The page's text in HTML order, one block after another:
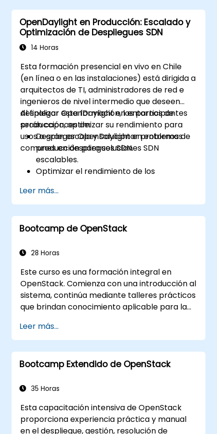
Integrar OpenDaylight con dispositivos
habilitados para SDN y redes existentes.
Diagnosticar errores y optimizar
despliegues de OpenDaylight para casos
OpenDaylight en Producción: Escalado y
Optimización de Despliegues SDN
14 Horas
Esta formación presencial en vivo en Chile
(en línea o en las instalaciones) está dirigida a
arquitectos de TI, administradores de red e
ingenieros de nivel intermedio que deseen
desplegar OpenDaylight en entornos de
producción, optimizar su rendimiento para
usos a gran escala y solucionar problemas
comunes en despliegues SDN.
Al finalizar esta formación, los participantes
serán capaces de:
Desplegar OpenDaylight en entornos de
producción para soluciones SDN
escalables.
Optimizar el rendimiento de los
manejar altos volúmenes de tráfico.
Solucionar y resolver problemas
comunes en despliegues SDN.
Monitorear y mantener entornos de
a largo plazo.
para satisfacer las demandas crecientes
de la red.
Leer más...
Bootcamp de OpenStack
28 Horas
Este curso es una formación integral en
OpenStack. Comienza con una introducción al
sistema, continúa mediante talleres prácticos
que brindan conocimiento aplicable para la
OpenStack y finalmente aborda temas
avanzados de resolución de problemas y
arquitectura. El objetivo de este curso es
familiarizar a los participantes con el
proporcionar una base sólida para futuras
OpenStack. El curso incluye todos los temas
necesarios para aprobar el examen de
Leer más...
Bootcamp Extendido de OpenStack
35 Horas
Esta capacitación intensiva de OpenStack
proporciona experiencia práctica y manual
en el despliegue, gestión, resolución de